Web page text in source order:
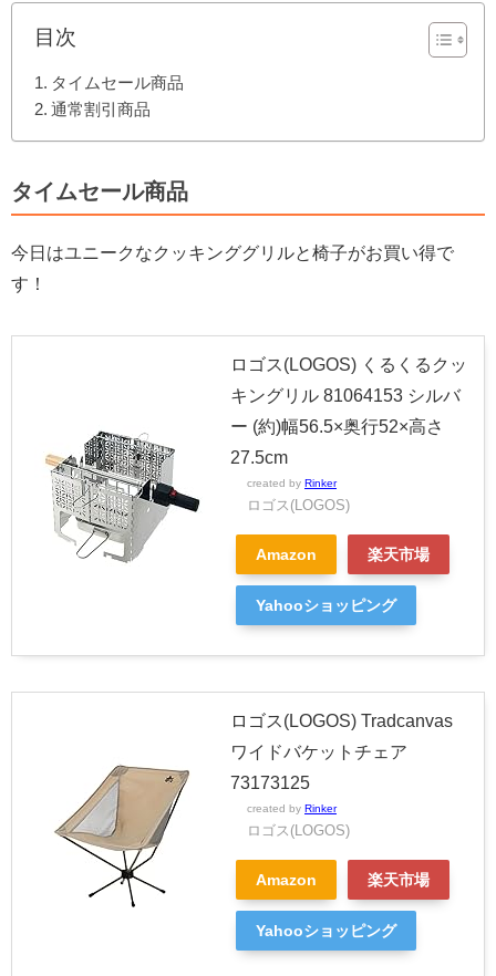
目次
タイムセール商品
通常割引商品
タイムセール商品
今日はユニークなクッキンググリルと椅子がお買い得で
す！
ロゴス(LOGOS) くるくるクッ
キングリル 81064153 シルバ
ー (約)幅56.5×奥行52×高さ
27.5cm
created by Rinker
ロゴス(LOGOS)
Amazon 楽天市場
Yahooショッピング
ロゴス(LOGOS) Tradcanvas
ワイドバケットチェア
73173125
created by Rinker
ロゴス(LOGOS)
Amazon 楽天市場
Yahooショッピング